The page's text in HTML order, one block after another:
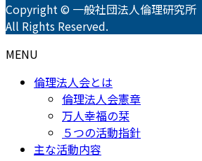
Copyright © 一般社団法人倫理研究
All Rights Reserved.
MENU
倫理法人会とは
倫理法人会憲章
万人幸福の栞
５つの活動指針
主な活動内容